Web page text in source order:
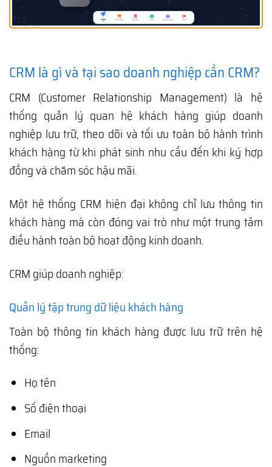
CRM là gì và tại sao doanh nghiệp cần CRM?
CRM (Customer Relationship Management) là hệ
thống quản lý quan hệ khách hàng giúp doanh
nghiệp lưu trữ, theo dõi và tối ưu toàn bộ hành trình
khách hàng từ khi phát sinh nhu cầu đến khi ký hợp
đồng và chăm sóc hậu mãi.
Một hệ thống CRM hiện đại không chỉ lưu thông tin
khách hàng mà còn đóng vai trò như một trung tâm
điều hành toàn bộ hoạt động kinh doanh.
CRM giúp doanh nghiệp:
Quản lý tập trung dữ liệu khách hàng
Toàn bộ thông tin khách hàng được lưu trữ trên hệ
thống:
Họ tên
Số điện thoại
Email
Nguồn marketing